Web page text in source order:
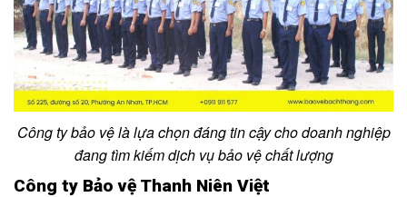
Công ty bảo vệ là lựa chọn đáng tin cậy cho doanh nghiệp
đang tìm kiếm dịch vụ bảo vệ chất lượng
Công ty Bảo vệ Thanh Niên Việt